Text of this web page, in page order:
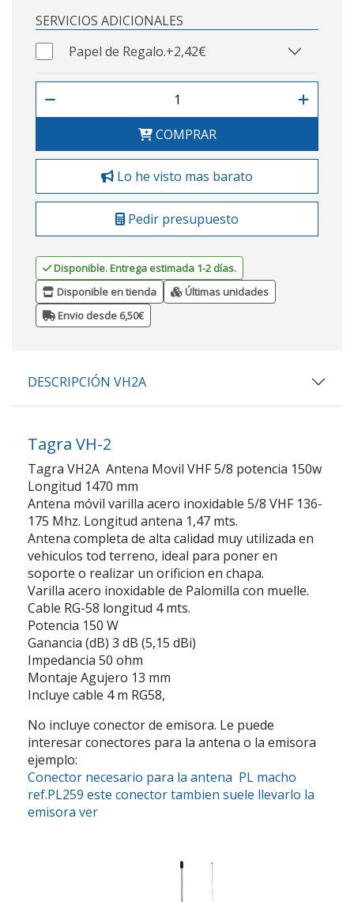
SERVICIOS ADICIONALES
Papel de Regalo.+2,42€
COMPRAR
Lo he visto mas barato
Pedir presupuesto
Disponible. Entrega estimada 1-2 días.
Disponible en tienda
Últimas unidades
Envio desde 6,50€
DESCRIPCIÓN VH2A
Tagra VH-2
Tagra VH2A Antena Movil VHF 5/8 potencia 150w
Longitud 1470 mm
Antena móvil varilla acero inoxidable 5/8 VHF 136-
175 Mhz. Longitud antena 1,47 mts.
Antena completa de alta calidad muy utilizada en
vehiculos tod terreno, ideal para poner en
soporte o realizar un orificion en chapa.
Varilla acero inoxidable de Palomilla con muelle.
Cable RG-58 longitud 4 mts.
Potencia 150 W
Ganancia (dB) 3 dB (5,15 dBi)
Impedancia 50 ohm
Montaje Agujero 13 mm
Incluye cable 4 m RG58,
No incluye conector de emisora. Le puede
interesar conectores para la antena o la emisora
ejemplo:
Conector necesario para la antena PL macho
ref.PL259 este conector tambien suele llevarlo la
emisora ver